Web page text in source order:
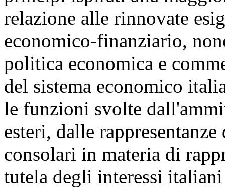
relazione alle rinnovate
economico-finanziario,
politica economica e
del sistema economico
le funzioni svolte
esteri, dalle
consolari in materia di
tutela degli interessi